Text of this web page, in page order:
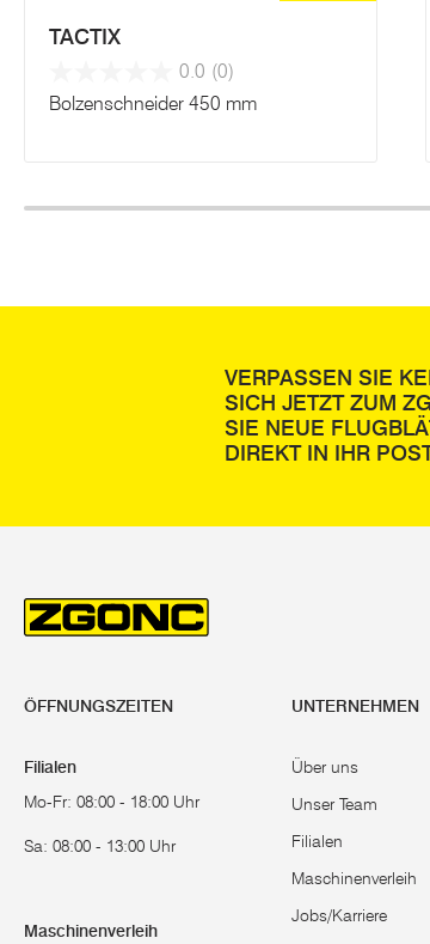
TACTIX
0.0 (0)
Bolzenschneider 450 mm
VERPASSEN SIE
SICH JETZT ZUM
SIE NEUE
DIREKT IN IHR
ÖFFNUNGSZEITEN
Filialen
Mo-Fr: 08:00 - 18:00 Uhr
Sa: 08:00 - 13:00 Uhr
Maschinenverleih
UNTERNEHMEN
Über uns
Unser Team
Filialen
Maschinenverleih
Jobs/Karriere